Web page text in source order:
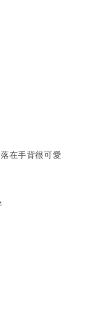
在手背很可愛